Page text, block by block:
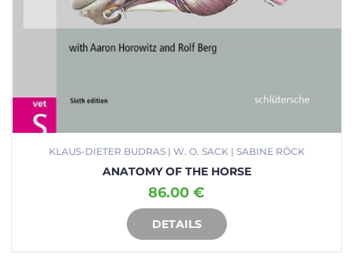
KLAUS-DIETER BUDRAS | W. O. SACK | SABINE RÖCK
ANATOMY OF THE HORSE
86.00 €
DETAILS
IN DEN WARENKORB